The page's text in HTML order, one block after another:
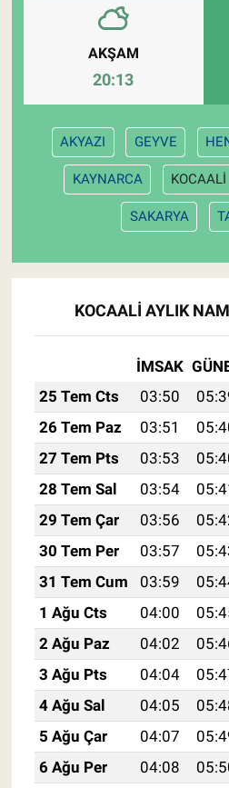
AKŞAM
20:13
AKYAZI GEYVE
KAYNARCA KOCAALİ
SAKARYA
KOCAALİ AYLIK
İMSAK
25 Tem Cts
03:50
26 Tem Paz
03:51
27 Tem Pts
03:53
28 Tem Sal
03:54
29 Tem Çar
03:56
30 Tem Per
03:57
31 Tem Cum
03:59
1 Ağu Cts
04:00
2 Ağu Paz
04:02
3 Ağu Pts
04:04
4 Ağu Sal
04:05
5 Ağu Çar
04:07
6 Ağu Per
04:08